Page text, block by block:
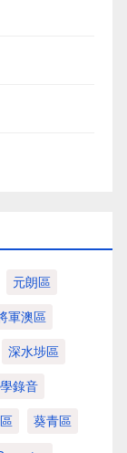
元朗區
軍澳區
深水埗區
錄音
葵青區